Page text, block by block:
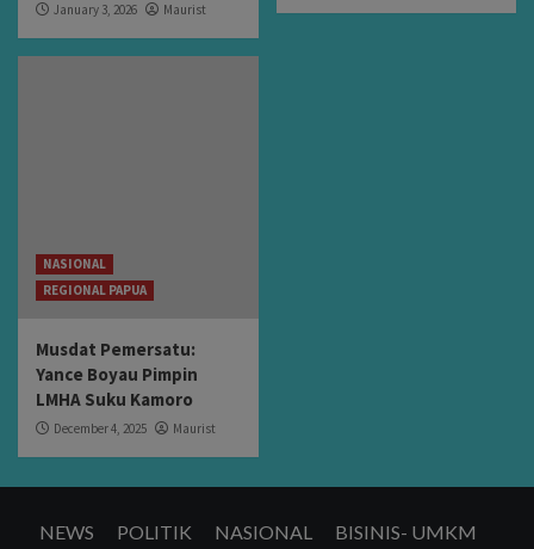
January 3, 2026 Maurist
NASIONAL
REGIONAL PAPUA
Musdat Pemersatu:
Yance Boyau Pimpin
LMHA Suku Kamoro
December 4, 2025 Maurist
NEWS POLITIK NASIONAL BISINIS- UMKM